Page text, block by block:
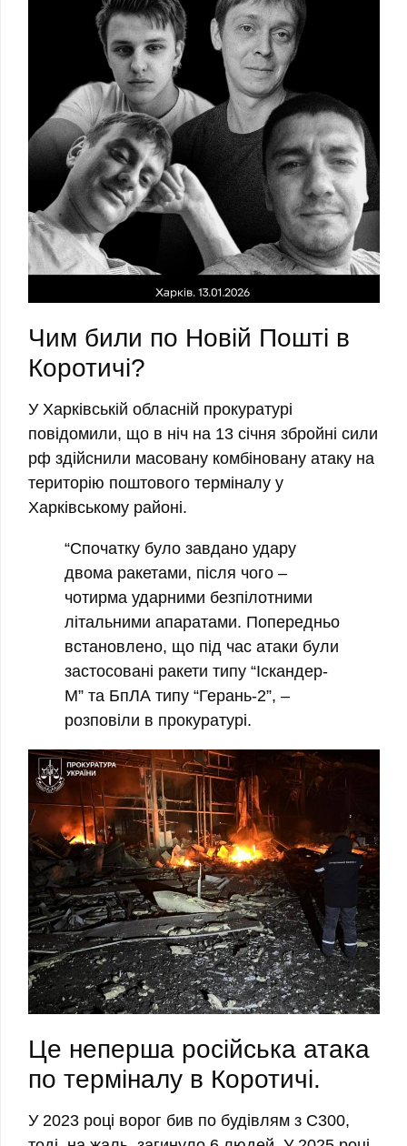
Чим били по Новій Пошті в
Коротичі?
У Харківській обласній прокуратурі
повідомили, що в ніч на 13 січня збройні сили
рф здійснили масовану комбіновану атаку на
територію поштового терміналу у
Харківському районі.
“Спочатку було завдано удару
двома ракетами, після чого –
чотирма ударними безпілотними
літальними апаратами. Попередньо
встановлено, що під час атаки були
застосовані ракети типу “Іскандер-
М” та БпЛА типу “Герань-2”, –
розповіли в прокуратурі.
Це неперша російська атака
по терміналу в Коротичі.
У 2023 році ворог бив по будівлям з С300,